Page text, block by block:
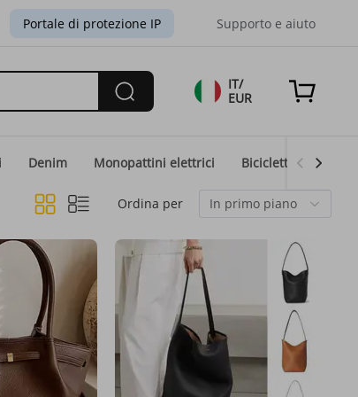
Portale di protezione IP Supporto e aiuto
IT/
EUR
Denim Monopattini elettrici Biciclette elettriche
Ordina per In primo piano